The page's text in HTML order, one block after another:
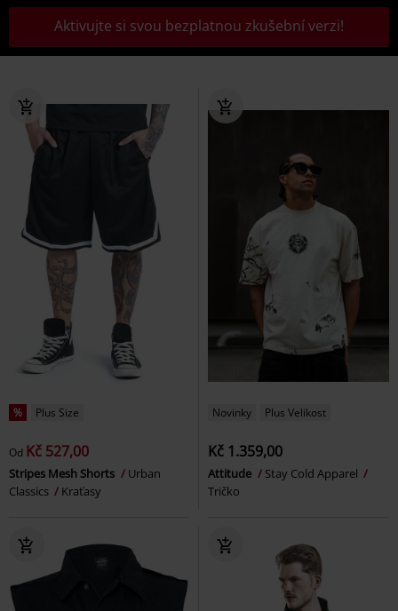
Aktivujte si svou bezplatnou zkušební verzi!
% Plus Size
Od Kč 527,00
Stripes Mesh Shorts
Urban
Classics
Kraťasy
Novinky Plus Velikost
Kč 1.359,00
Attitude
Stay Cold Apparel
Tričko